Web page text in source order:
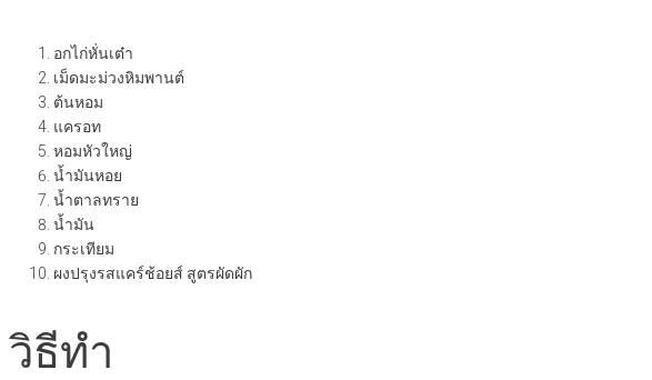
อกไก่หั่นเต๋า
เม็ดมะม่วงหิมพานต์
ต้นหอม
แครอท
หอมหัวใหญ่
น้ำมันหอย
น้ำตาลทราย
น้ำมัน
กระเทียม
ผงปรุงรสแคร์ช้อยส์ สูตรผัดผัก
วิธีทำ